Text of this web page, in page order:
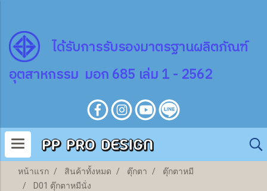
ได้รับการรับรองมาตรฐานผลิตภัณฑ์
อุตสาหกรรม มอก 685 เล่ม 1 - 2562
หน้าแรก สินค้าทั้งหมด ตุ๊กตา
ตุ๊กตาหมี
D01 ตุ๊กตาหมีนั่ง